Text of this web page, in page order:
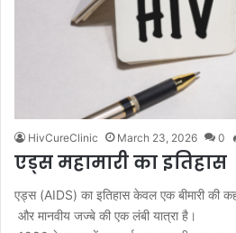
HivCureClinic March 23, 2026 0
एड्स महामारी का इतिहास
एड्स (AIDS) का इतिहास केवल एक बीमारी की
और मानवीय जज्बे की एक लंबी यात्रा है।